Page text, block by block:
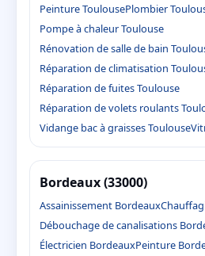
Peinture ToulousePlombier
Pompe à chaleur Toulouse
Rénovation de salle de bain
Réparation de climatisation
Réparation de fuites Toulouse
Réparation de volets roulants
Vidange bac à graisses Toulouse
Bordeaux (33000)
Assainissement Bordeaux
Débouchage de canalisations
Électricien BordeauxPeinture